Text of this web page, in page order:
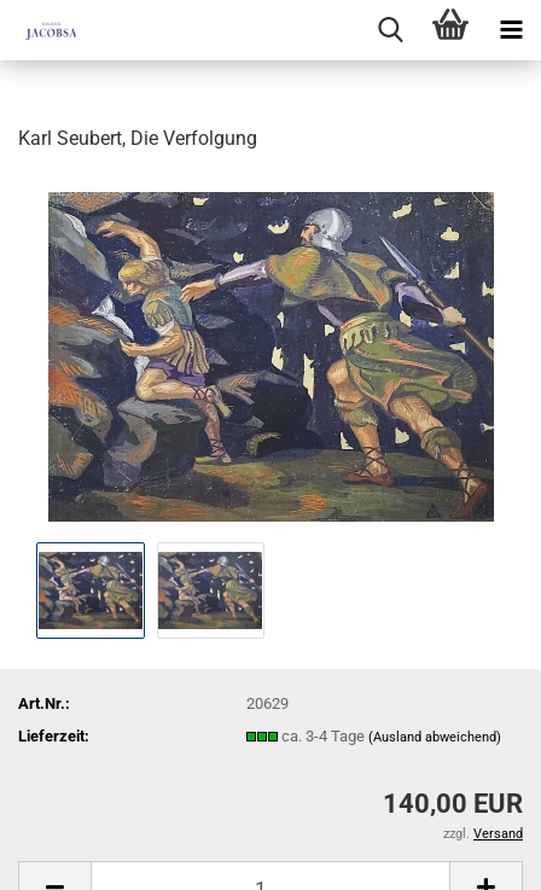
Karl Seubert, Die Verfolgung
Art.Nr.:
20629
Lieferzeit:
ca. 3-4 Tage(Ausland abweichend)
140,00 EUR
zzgl. Versand